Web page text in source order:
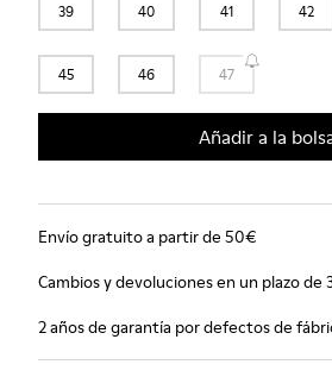
39 40 41 42
45 46 47
Añadir a la
Envío gratuito a partir de 50€
Cambios y devoluciones en un plazo de
2 años de garantía por defectos de